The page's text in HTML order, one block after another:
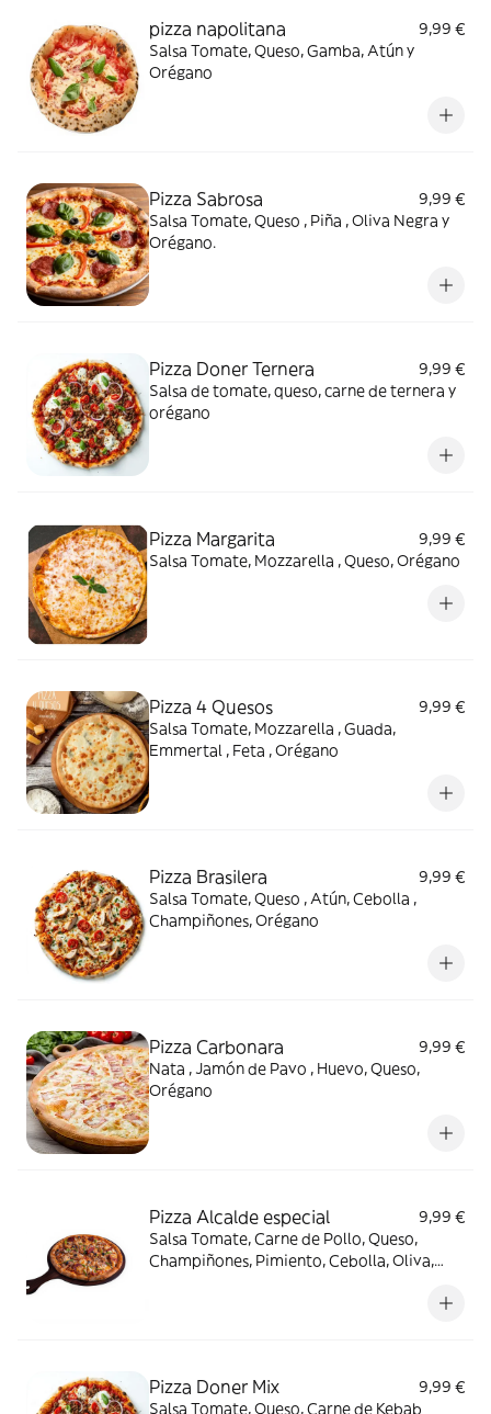
pizza napolitana
9,99 €
Salsa Tomate, Queso, Gamba, Atún y
Orégano
Pizza Sabrosa
9,99 €
Salsa Tomate, Queso , Piña , Oliva Negra y
Orégano.
Pizza Doner Ternera
9,99 €
Salsa de tomate, queso, carne de ternera y
orégano
Pizza Margarita
9,99 €
Salsa Tomate, Mozzarella , Queso, Orégano
Pizza 4 Quesos
9,99 €
Salsa Tomate, Mozzarella , Guada,
Emmertal , Feta , Orégano
Pizza Brasilera
9,99 €
Salsa Tomate, Queso , Atún, Cebolla ,
Champiñones, Orégano
Pizza Carbonara
9,99 €
Nata , Jamón de Pavo , Huevo, Queso,
Orégano
Pizza Alcalde especial
9,99 €
Salsa Tomate, Carne de Pollo, Queso,
Champiñones, Pimiento, Cebolla, Oliva,
Pizza Doner Mix
9,99 €
Salsa Tomate, Queso, Carne de Kebab